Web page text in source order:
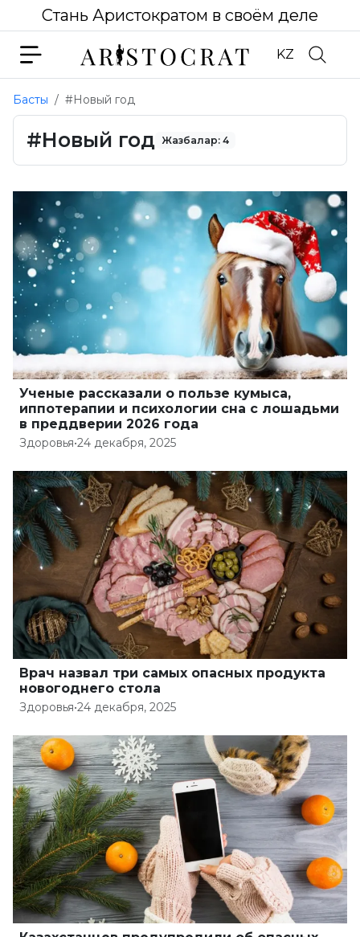
Стань Аристократом в своём деле
KZ
Басты #Новый год
#Новый год Жазбалар: 4
Ученые рассказали о пользе кумыса,
иппотерапии и психологии сна с лошадьми
в преддверии 2026 года
Здоровья•24 декабря, 2025
Врач назвал три самых опасных продукта
новогоднего стола
Здоровья•24 декабря, 2025